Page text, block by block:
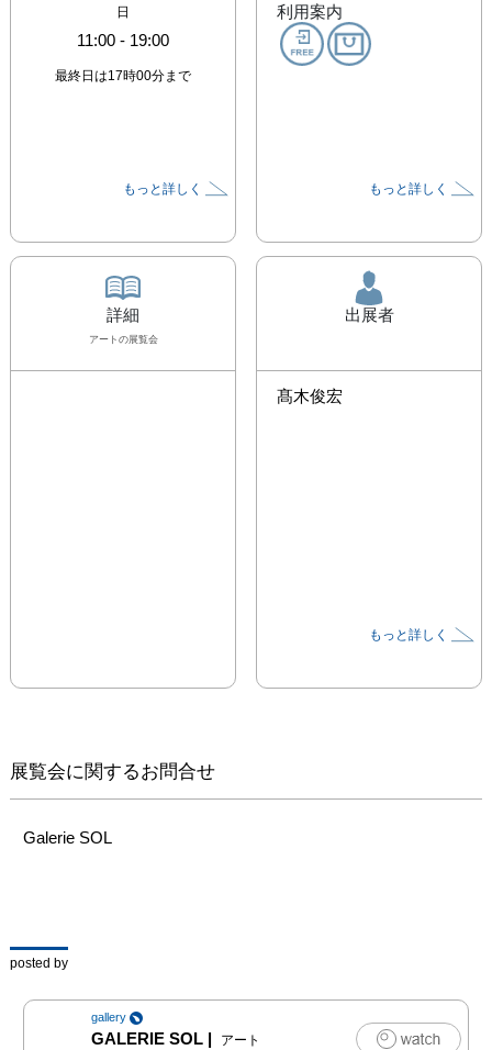
日
11:00 - 19:00
最終日は17時00分まで
もっと詳しく
利用案内
もっと詳しく
詳細
アート の展覧会
出展者
髙木俊宏
もっと詳しく
展覧会に関するお問合せ
Galerie SOL
posted by
gallery
GALERIE SOL |
アート